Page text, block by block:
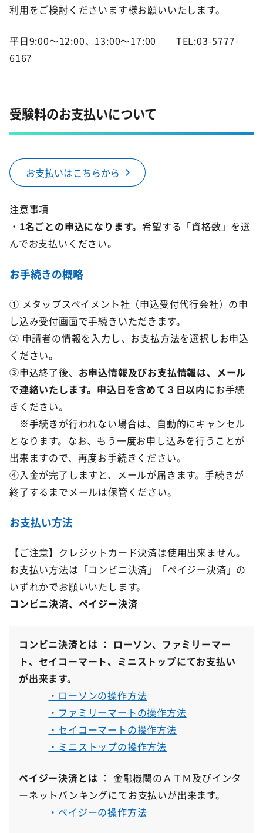
利用をご検討くださいます様お願いいたします。
平日9:00～12:00、13:00～17:00 TEL:03-5777-
6167
受験料のお支払いについて
お支払いはこちらから
注意事項
・ 1名ごとの申込になります。希望する「資格数」を選
んでお支払いください。
お手続きの概略
① メタップスペイメント社（申込受付代行会社）の申
し込み受付画面で手続きいただきます。
② 申請者の情報を入力し、お支払方法を選択しお申込
ください。
③申込終了後、 お申込情報及びお支払情報は、メール
で連絡いたします。申込日を含めて３日以内にお手続
きください。
※手続きが行われない場合は、自動的にキャンセル
となります。なお、もう一度お申し込みを行うことが
出来ますので、再度お手続きください。
④入金が完了しますと、メールが届きます。手続きが
終了するまでメールは保管ください。
お支払い方法
【ご注意】クレジットカード決済は使用出来ません。
お支払い方法は「コンビニ決済」「ペイジー決済」の
いずれかでお願いいたします。
コンビニ決済、ペイジー決済
コンビニ決済とは ： ローソン、ファミリーマー
ト、セイコーマート、ミニストップにてお支払い
が出来ます。
・ローソンの操作方法
・ファミリーマートの操作方法
・セイコーマートの操作方法
・ミニストップの操作方法
ペイジー決済とは ： 金融機関のＡＴＭ及びインタ
ーネットバンキングにてお支払いが出来ます。
・ペイジーの操作方法